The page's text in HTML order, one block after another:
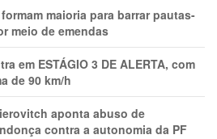
maioria para barrar pautas-
meio de emendas
em ESTÁGIO 3 DE ALERTA, com
de 90 km/h
aponta abuso de
contra a autonomia da PF